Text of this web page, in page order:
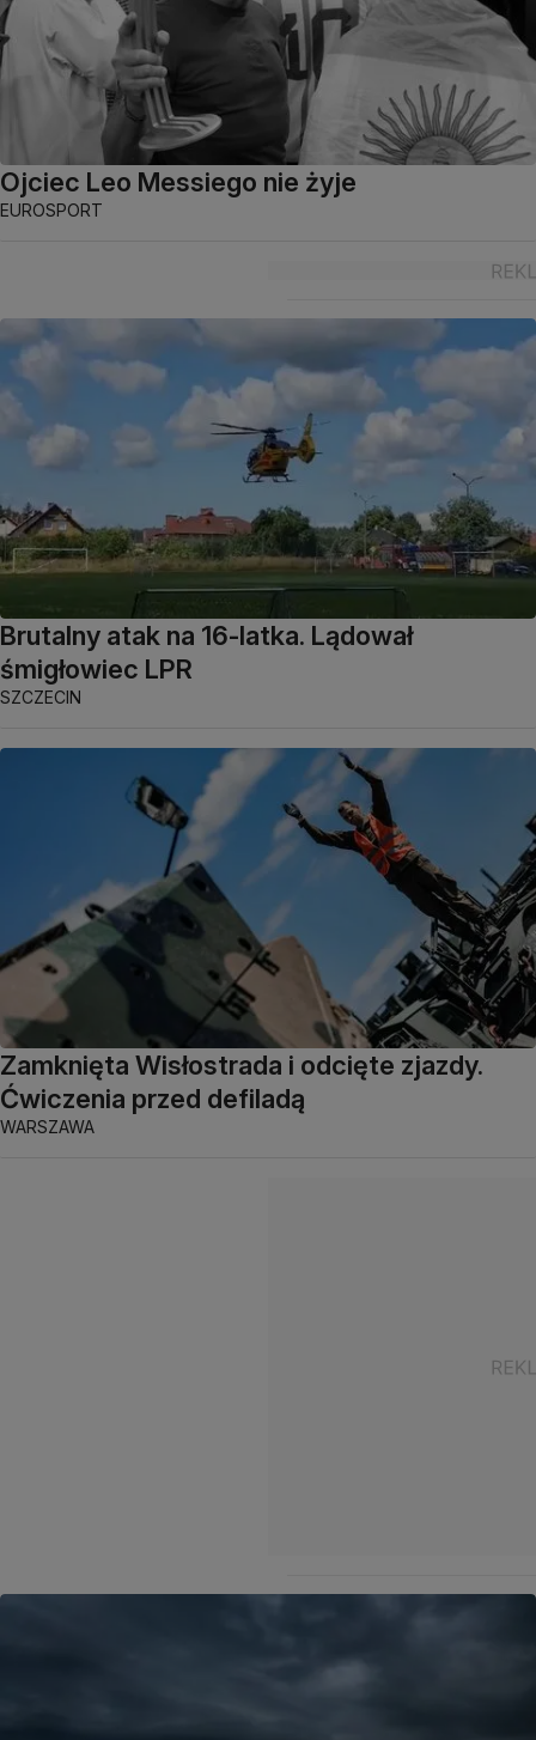
Ojciec Leo Messiego nie żyje
EUROSPORT
Brutalny atak na 16-latka. Lądował
śmigłowiec LPR
SZCZECIN
Zamknięta Wisłostrada i odcięte zjazdy.
Ćwiczenia przed defiladą
WARSZAWA